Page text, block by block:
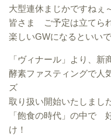
大型連休まじかですねぇ
皆さま ご予定は立てら
楽しいGWになるといい
「ヴィナール」より、新
酵素ファスティングで
ズ
取り扱い開始いたしまし
「飽食の時代」の中で
け！